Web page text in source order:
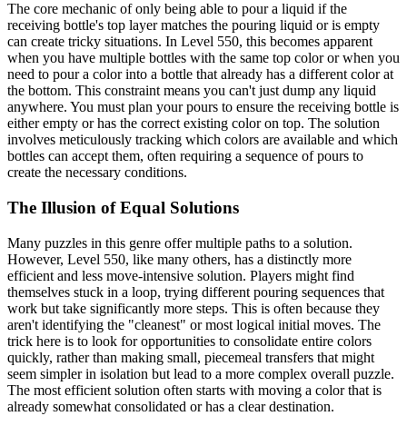
The core mechanic of only being able to pour a liquid if the
receiving bottle's top layer matches the pouring liquid or is empty
can create tricky situations. In Level 550, this becomes apparent
when you have multiple bottles with the same top color or when you
need to pour a color into a bottle that already has a different color at
the bottom. This constraint means you can't just dump any liquid
anywhere. You must plan your pours to ensure the receiving bottle is
either empty or has the correct existing color on top. The solution
involves meticulously tracking which colors are available and which
bottles can accept them, often requiring a sequence of pours to
create the necessary conditions.
The Illusion of Equal Solutions
Many puzzles in this genre offer multiple paths to a solution.
However, Level 550, like many others, has a distinctly more
efficient and less move-intensive solution. Players might find
themselves stuck in a loop, trying different pouring sequences that
work but take significantly more steps. This is often because they
aren't identifying the "cleanest" or most logical initial moves. The
trick here is to look for opportunities to consolidate entire colors
quickly, rather than making small, piecemeal transfers that might
seem simpler in isolation but lead to a more complex overall puzzle.
The most efficient solution often starts with moving a color that is
already somewhat consolidated or has a clear destination.